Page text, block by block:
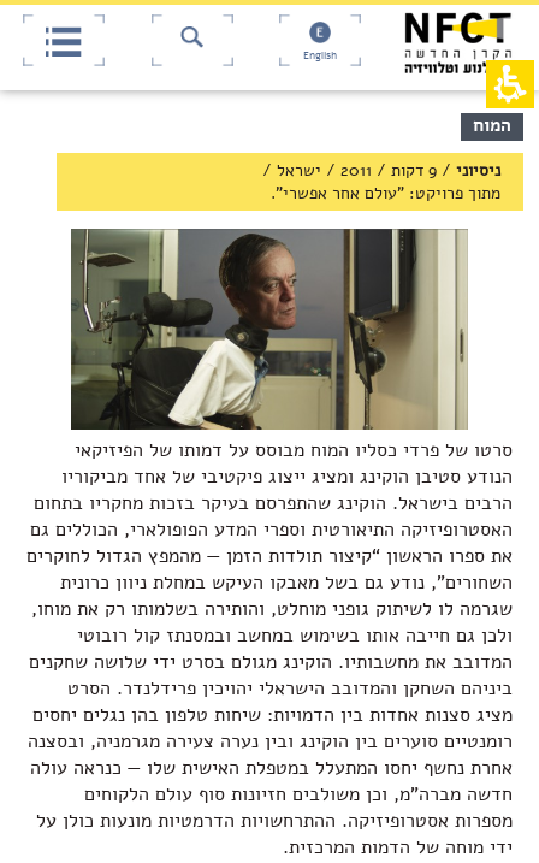
תחילתו
אינטרנט,
לחץ
אנטר
כדי
לאזור
ראש
באפשרותך
ללחוץ
אנטר
כדי
לדלג
English
תוכן
מרכזי,
באפשרותך
ללחוץ
אנטר
המוח
ניסיוני / 9 דקות /
2011
/ ישראל /
מתוך פרויקט: "עולם אחר אפשרי".
סרטו של פרדי כסליו המוח מבוסס על דמותו של הפיזיקאי
הנודע סטיבן הוקינג ומציג ייצוג פיקטיבי של אחד מביקוריו
הרבים בישראל. הוקינג שהתפרסם בעיקר בזכות מחקריו בתחום
האסטרופיזיקה התיאורטית וספרי המדע הפופולארי, הכוללים גם
את ספרו הראשון “קיצור תולדות הזמן — מהמפץ הגדול לחוקרים
השחורים”, נודע גם בשל מאבקו העיקש במחלת ניוון כרונית
שגרמה לו לשיתוק גופני מוחלט, והותירה בשלמותו רק את מוחו,
ולכן גם חייבה אותו בשימוש במחשב ובמסנתז קול רובוטי
המדובב את מחשבותיו. הוקינג מגולם בסרט ידי שלושה שחקנים
ביניהם השחקן והמדובב הישראלי יהויכין פרידלנדר. הסרט
מציג סצנות אחדות בין הדמויות: שיחות טלפון בהן נגלים יחסים
רומנטיים סוערים בין הוקינג ובין נערה צעירה מגרמניה, ובסצנה
אחרת נחשף יחסו המתעלל במטפלת האישית שלו — כנראה עולה
חדשה מברה”מ, וכן משולבים חזיונות סוף עולם הלקוחים
מספרות אסטרופיזיקה. ההתרחשויות הדרמטיות מונעות כולן על
ידי מוחה של הדמות המרכזית.